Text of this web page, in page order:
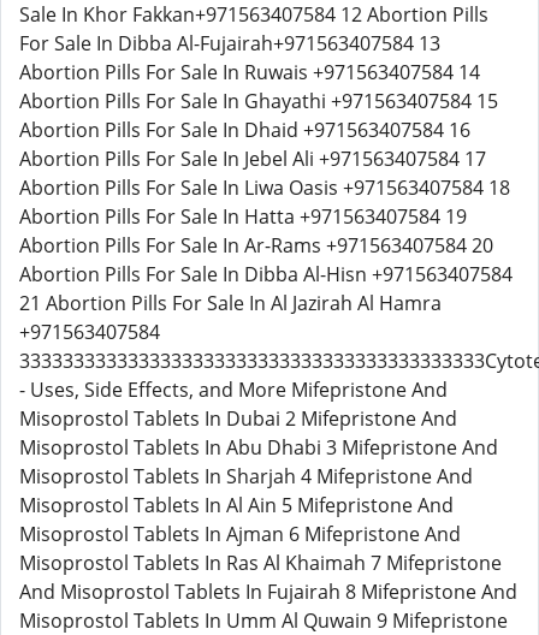
Sale In Khor Fakkan+971563407584 12 Abortion Pills
For Sale In Dibba Al-Fujairah+971563407584 13
Abortion Pills For Sale In Ruwais +971563407584 14
Abortion Pills For Sale In Ghayathi +971563407584 15
Abortion Pills For Sale In Dhaid +971563407584 16
Abortion Pills For Sale In Jebel Ali +971563407584 17
Abortion Pills For Sale In Liwa Oasis +971563407584 18
Abortion Pills For Sale In Hatta +971563407584 19
Abortion Pills For Sale In Ar-Rams +971563407584 20
Abortion Pills For Sale In Dibba Al-Hisn +971563407584
21 Abortion Pills For Sale In Al Jazirah Al Hamra
+971563407584
- Uses, Side Effects, and More Mifepristone And
Misoprostol Tablets In Dubai 2 Mifepristone And
Misoprostol Tablets In Abu Dhabi 3 Mifepristone And
Misoprostol Tablets In Sharjah 4 Mifepristone And
Misoprostol Tablets In Al Ain 5 Mifepristone And
Misoprostol Tablets In Ajman 6 Mifepristone And
Misoprostol Tablets In Ras Al Khaimah 7 Mifepristone
And Misoprostol Tablets In Fujairah 8 Mifepristone And
Misoprostol Tablets In Umm Al Quwain 9 Mifepristone